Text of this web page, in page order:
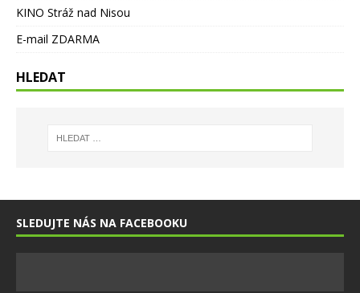
KINO Stráž nad Nisou
E-mail ZDARMA
HLEDAT
SLEDUJTE NÁS NA FACEBOOKU